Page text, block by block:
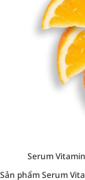
Serum
Sản phẩm Serum